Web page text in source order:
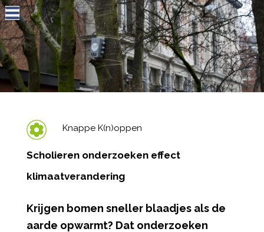
Jump to navigation
Knappe K(n)oppen
Scholieren onderzoeken effect
klimaatverandering
Krijgen bomen sneller blaadjes als de
aarde opwarmt? Dat onderzoeken